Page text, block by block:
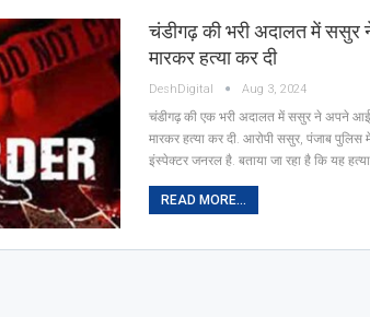
चंडीगढ़ की भरी अदालत में ससुर ने
मारकर हत्या कर दी
DeshDigital Aug 3, 2024
चंडीगढ़ की एक भरी अदालत में ससुर ने अपने
मारकर हत्या कर दी. आरोपी ससुर, पंजाब
इंस्पेक्टर जनरल है. बताया जा रहा है कि यह
READ MORE...